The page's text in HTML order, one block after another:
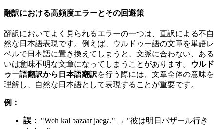
翻訳における高頻度エラーとその回避策
翻訳においてよく見られるエラーの一つは、直訳による不自
然な日本語表現です。例えば、ウルドゥー語の文章を単語レ
ベルで日本語に置き換えてしまうと、文脈に合わない、ある
いは意味不明な文章になってしまうことがあります。
ウルド
ゥー語翻訳から日本語翻訳を行う際には、文章全体の意味を
理解し、自然な日本語として表現することが重要です。
例：
誤：
"Woh kal bazaar jaega." → "彼は明日バザール行き